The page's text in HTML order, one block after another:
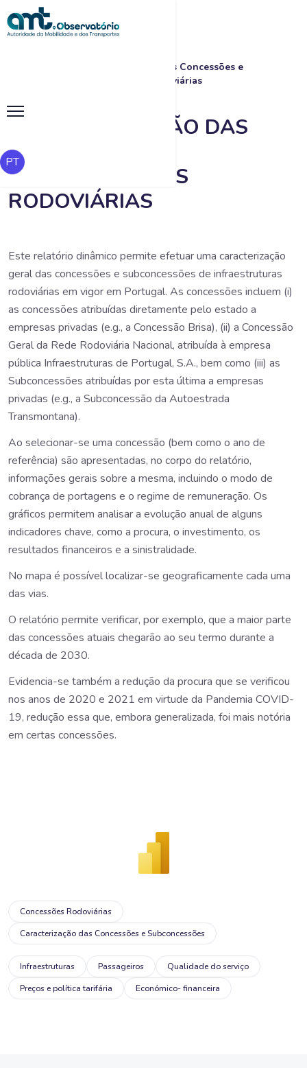
PT
Caracterização das Concessões e
Subconcessões Rodoviárias
CARACTERIZAÇÃO DAS
CONCESSÕES E
SUBCONCESSÕES
RODOVIÁRIAS
Este relatório dinâmico permite efetuar uma caracterização
geral das concessões e subconcessões de infraestruturas
rodoviárias em vigor em Portugal. As concessões incluem (i)
as concessões atribuídas diretamente pelo estado a
empresas privadas (e.g., a Concessão Brisa), (ii) a Concessão
Geral da Rede Rodoviária Nacional, atribuída à empresa
pública Infraestruturas de Portugal, S.A., bem como (iii) as
Subconcessões atribuídas por esta última a empresas
privadas (e.g., a Subconcessão da Autoestrada
Transmontana).
Ao selecionar-se uma concessão (bem como o ano de
referência) são apresentadas, no corpo do relatório,
informações gerais sobre a mesma, incluindo o modo de
cobrança de portagens e o regime de remuneração. Os
gráficos permitem analisar a evolução anual de alguns
indicadores chave, como a procura, o investimento, os
resultados financeiros e a sinistralidade.
No mapa é possível localizar-se geograficamente cada uma
das vias.
O relatório permite verificar, por exemplo, que a maior parte
das concessões atuais chegarão ao seu termo durante a
década de 2030.
Evidencia-se também a redução da procura que se verificou
nos anos de 2020 e 2021 em virtude da Pandemia COVID-
19, redução essa que, embora generalizada, foi mais notória
em certas concessões.
Concessões Rodoviárias
Caracterização das Concessões e Subconcessões
Infraestruturas Passageiros
Qualidade do serviço
Preços e política tarifária
Económico- financeira